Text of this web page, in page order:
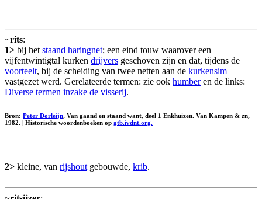
~rits:
1> bij het staand haringnet; een eind touw waarover een
vijfentwintigtal kurken drijvers geschoven zijn en dat, tijdens de
voorteelt, bij de scheiding van twee netten aan de kurkensim
vastgezet werd. Gerelateerde termen: zie ook humberen de links:
Diverse termen inzake de visserij.
Bron: Peter Dorleijn, Van gaand en staand want, deel 1 Enkhuizen. Van Kampen & zn,
1982. | Historische woordenboeken op gtb.ivdnt.org.
2> kleine, van rijshout gebouwde, krib.